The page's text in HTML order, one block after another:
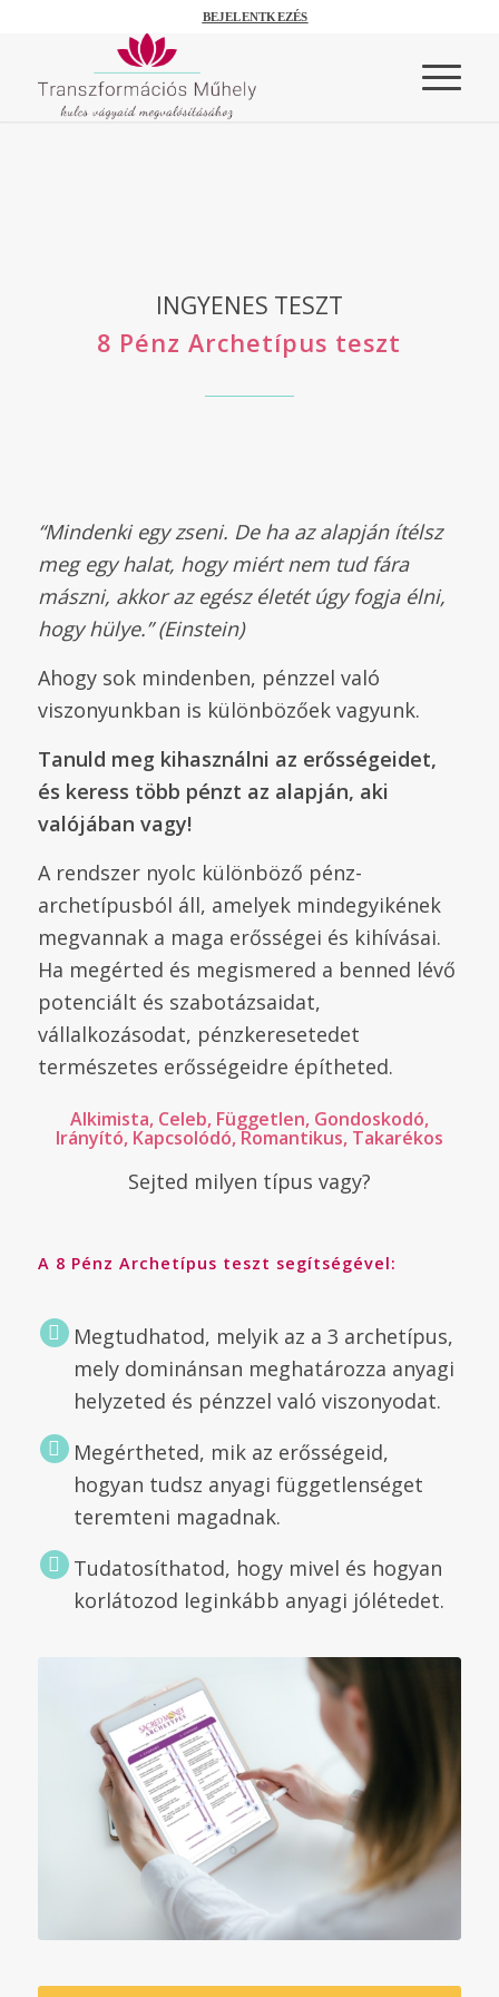
BEJELENTKEZÉS
INGYENES TESZT
8 Pénz Archetípus teszt
“Mindenki egy zseni. De ha az alapján ítélsz
meg egy halat, hogy miért nem tud fára
mászni, akkor az egész életét úgy fogja élni,
hogy hülye.” (Einstein)
Ahogy sok mindenben, pénzzel való
viszonyunkban is különbözőek vagyunk.
Tanuld meg kihasználni az erősségeidet,
és keress több pénzt az alapján, aki
valójában vagy!
A rendszer nyolc különböző pénz-
archetípusból áll, amelyek mindegyikének
megvannak a maga erősségei és kihívásai.
Ha megérted és megismered a benned lévő
potenciált és szabotázsaidat,
vállalkozásodat, pénzkeresetedet
természetes erősségeidre építheted.
Alkimista, Celeb, Független, Gondoskodó,
Irányító, Kapcsolódó, Romantikus, Takarékos
Sejted milyen típus vagy?
A 8 Pénz Archetípus teszt segítségével:
Megtudhatod, melyik az a 3 archetípus,
mely dominánsan meghatározza anyagi
helyzeted és pénzzel való viszonyodat.
Megértheted, mik az erősségeid,
hogyan tudsz anyagi függetlenséget
teremteni magadnak.
Tudatosíthatod, hogy mivel és hogyan
korlátozod leginkább anyagi jólétedet.